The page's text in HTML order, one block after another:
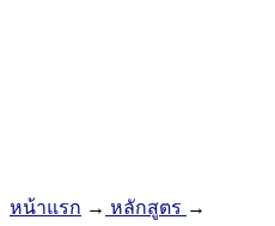
หน้าแรก → หลักสูตร →